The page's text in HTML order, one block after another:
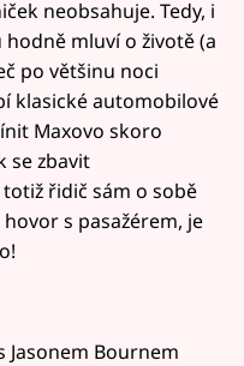
neobsahuje. Tedy, i
mluví o životě (a
po většinu noci
klasické automobilové
Maxovo skoro
se zbavit
řidič sám o sobě
s pasažérem, je
Jasonem Bournem